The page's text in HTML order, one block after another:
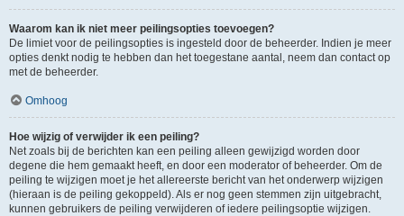
Waarom kan ik niet meer peilingsopties toevoegen?
De limiet voor de peilingsopties is ingesteld door de beheerder. Indien je meer
opties denkt nodig te hebben dan het toegestane aantal, neem dan contact op
met de beheerder.
Omhoog
Hoe wijzig of verwijder ik een peiling?
Net zoals bij de berichten kan een peiling alleen gewijzigd worden door
degene die hem gemaakt heeft, en door een moderator of beheerder. Om de
peiling te wijzigen moet je het allereerste bericht van het onderwerp wijzigen
(hieraan is de peiling gekoppeld). Als er nog geen stemmen zijn uitgebracht,
kunnen gebruikers de peiling verwijderen of iedere peilingsoptie wijzigen.